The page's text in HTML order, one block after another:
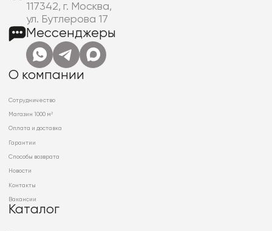
117342, г. Москва,
ул. Бутлерова 17
Мессенджеры
О компании
Сотрудничество
Магазин 1000 м²
Оплата и доставка
Гарантии
Способы возврата
Новости
Контакты
Вакансии
Каталог